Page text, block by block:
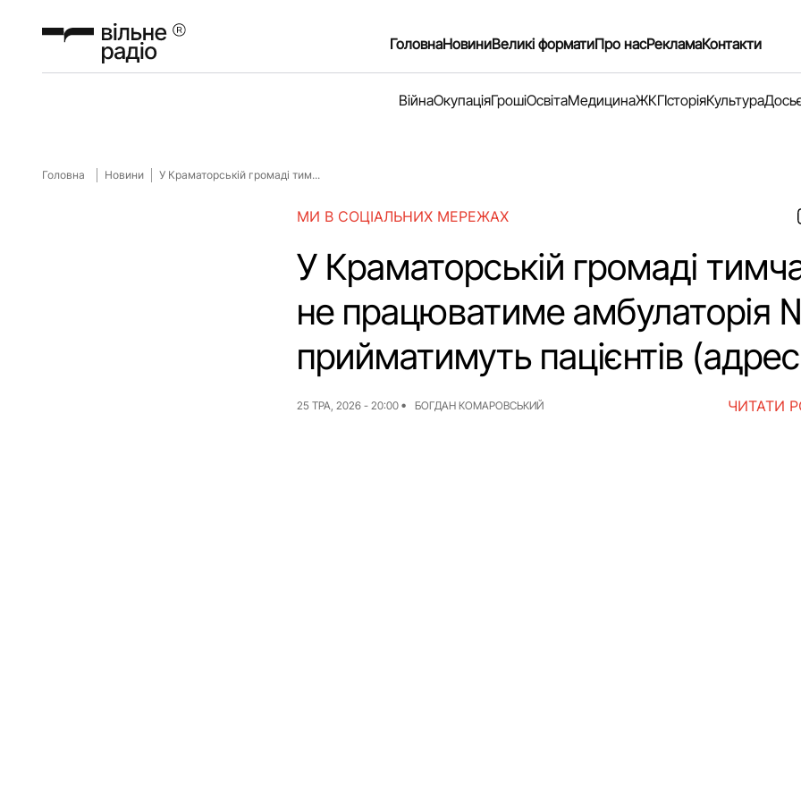
ГоловнаНовиниВеликі форматиПро насРекламаКонтакти
ВійнаОкупаціяГрошіОсвітаМедицинаЖКГІсторіяКультура
Головна Новини У Краматорській громаді тим...
МИ В СОЦІАЛЬНИХ МЕРЕЖАХ
У Краматорській громаді
не працюватиме амбулаторія
прийматимуть пацієнтів
25 ТРА, 2026 - 20:00 БОГДАН КОМАРОВСЬКИЙ ЧИТАТИ